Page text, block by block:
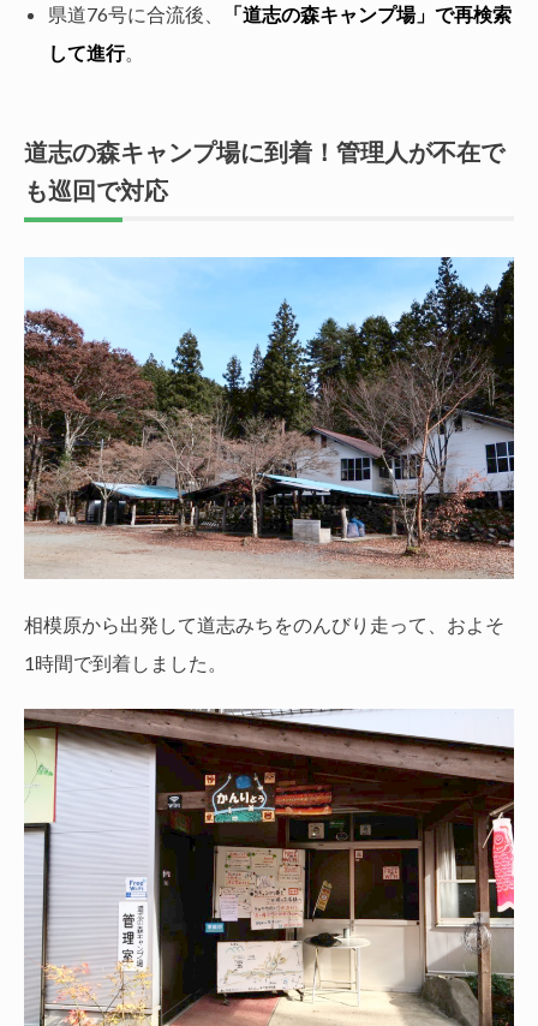
県道76号に合流後、
「道志の森キャンプ場」で再検索
して進行。
道志の森キャンプ場に到着！管理人が不在で
も巡回で対応
相模原から出発して道志みちをのんびり走って、およそ
1時間で到着しました。